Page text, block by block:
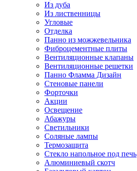
Из дуба
Из лиственницы
Угловые
Отделка
Панно из можжевельника
Фиброцементные плиты
Вентиляционные клапаны
Вентиляционные решетки
Панно Фламма Дизайн
Стеновые панели
Форточки
Акции
Освещение
Абажуры
Светильники
Соляные лампы
Термозащита
Стекло напольное под печь
Алюминиевый скотч